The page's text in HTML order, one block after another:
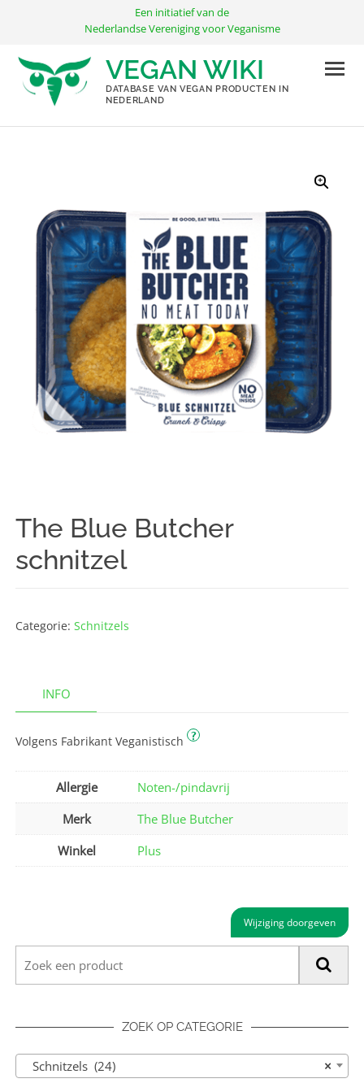
inhoud
Een initiatief van de
Nederlandse Vereniging voor Veganisme
VEGAN WIKI
DATABASE VAN VEGAN PRODUCTEN IN
NEDERLAND
The Blue Butcher
schnitzel
Categorie:Schnitzels
INFO
Volgens Fabrikant Veganistisch ?
Allergie
Noten-/pindavrij
Merk
The Blue Butcher
Winkel
Plus
Wijziging doorgeven
ZOEK OP CATEGORIE
×
Schnitzels (24)